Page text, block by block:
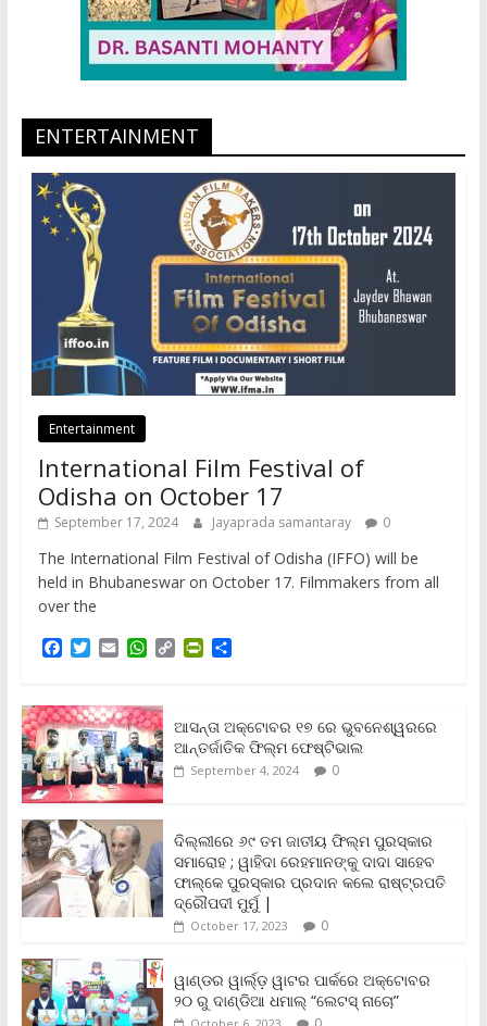
ENTERTAINMENT
Entertainment
International Film Festival of
Odisha on October 17
September 17, 2024 Jayaprada samantaray 0
The International Film Festival of Odisha (IFFO) will be
held in Bhubaneswar on October 17. Filmmakers from all
over the
F
e
b
o
o
k
T
t
t
e
r
E
i
l
W
t
s
A
p
p
C
L
i
n
k
P
t
F
r
i
d
l
y
S
e
ଆସନ୍ତା ଅକ୍ଟୋବର ୧୭ ରେ ଭୁବନେଶ୍ୱରରେ
ଆନ୍ତର୍ଜାତିକ ଫିଲ୍ମ ଫେଷ୍ଟିଭାଲ
September 4, 2024 0
ଦିଲ୍ଲୀରେ ୬୯ ତମ ଜାତୀୟ ଫିଲ୍ମ ପୁରସ୍କାର
ସମାରୋହ ; ୱାହିଦା ରେହମାନଙ୍କୁ ଦାଦା ସାହେବ
ଫାଲ୍‌କେ ପୁରସ୍କାର ପ୍ରଦାନ କଲେ ରାଷ୍ଟ୍ରପତି
ଦ୍ରୌପଦୀ ମୁର୍ମୁ |
October 17, 2023 0
ୱାଣ୍ଡର ୱାର୍ଲ୍‌ଡ଼ ୱାଟର ପାର୍କରେ ଅକ୍ଟୋବର
୨୦ ରୁ ଦାଣ୍ଡିଆ ଧମାଲ୍ “ଲେଟସ୍ ନାଚୋ”